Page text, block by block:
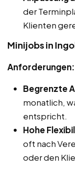
der
Klienten
Minijobs in
Anforderungen:
Begrenzte
monatlich,
entspricht.
Hohe
oft nach
oder den